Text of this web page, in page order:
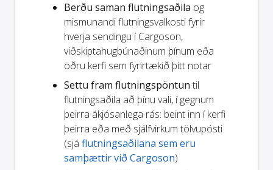
Berðu saman flutningsaðila og
mismunandi flutningsvalkosti fyrir
hverja sendingu í Cargoson,
viðskiptahugbúnaðinum þínum eða
öðru kerfi sem fyrirtækið þitt notar
Settu fram flutningspöntun til
flutningsaðila að þínu vali, í gegnum
þeirra ákjósanlega rás: beint inn í kerfi
þeirra eða með sjálfvirkum tölvupósti
(sjá flutningsaðilana sem eru
samþættir við Cargoson)